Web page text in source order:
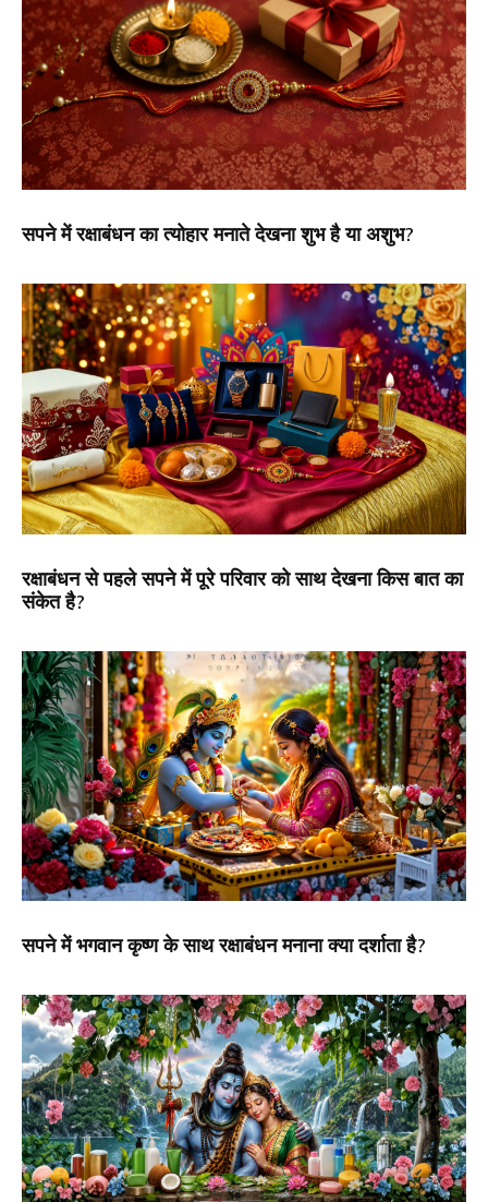
सपने में रक्षाबंधन का त्योहार मनाते देखना शुभ है या अशुभ?
रक्षाबंधन से पहले सपने में पूरे परिवार को साथ देखना किस बात का
संकेत है?
सपने में भगवान कृष्ण के साथ रक्षाबंधन मनाना क्या दर्शाता है?